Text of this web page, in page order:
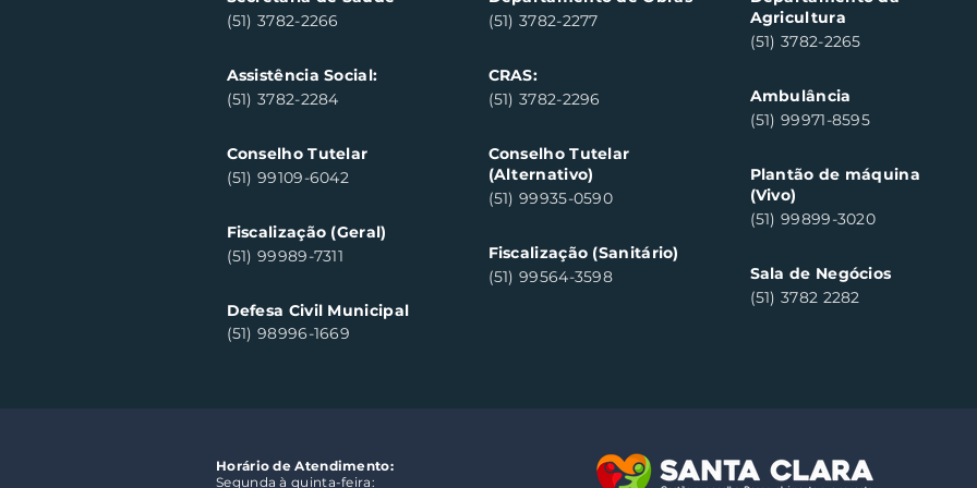
(51) 3782-2266
Assistência Social:
(51) 3782-2284
Conselho Tutelar
(51) 99109-6042
Fiscalização (Geral)
(51) 99989-7311
Defesa Civil Municipal
(51) 98996-1669
(51) 3782-2277
CRAS:
(51) 3782-2296
Conselho Tutelar
(Alternativo)
(51) 99935-0590
Fiscalização (Sanitário)
(51) 99564-3598
Agricultura
(51) 3782-2265
Ambulância
(51) 99971-8595
Plantão de máquina
(Vivo)
(51) 99899-3020
Sala de Negócios
(51) 3782 2282
Horário de Atendimento:
Segunda à quinta-feira: